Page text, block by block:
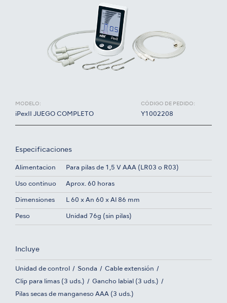
MODELO:
iPexII JUEGO COMPLETO
CÓDIGO DE PEDIDO:
Y1002208
Especificaciones
Alimentacion Para pilas de 1,5 V AAA (LR03 o R03)
Uso continuo Aprox. 60 horas
Dimensiones L 60 x An 60 x Al 86 mm
Peso Unidad 76g (sin pilas)
Incluye
Unidad de control Sonda Cable extensión
Clip para limas (3 uds.) Gancho labial (3 uds.)
Pilas secas de manganeso AAA (3 uds.)